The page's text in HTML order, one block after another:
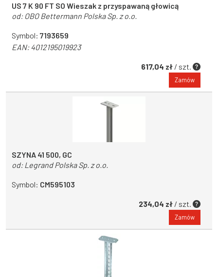
US 7 K 90 FT SO Wieszak z przyspawaną głowicą
od: OBO Bettermann Polska Sp. z o.o.
Symbol: 7193659
EAN:4012195019923
617,04 zł / szt.
Zamów
SZYNA 41 500, GC
od: Legrand Polska Sp. z o.o.
Symbol: CM595103
234,04 zł / szt.
Zamów